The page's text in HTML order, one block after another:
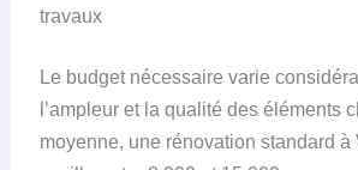
travaux
Le budget nécessaire varie
l’ampleur et la qualité des éléments
moyenne, une rénovation standard à